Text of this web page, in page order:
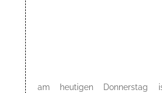
am heutigen